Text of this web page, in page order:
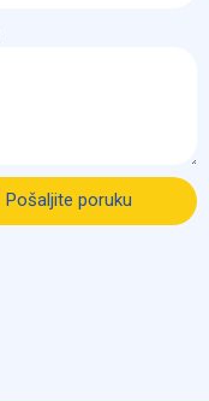
Pošaljite poruku